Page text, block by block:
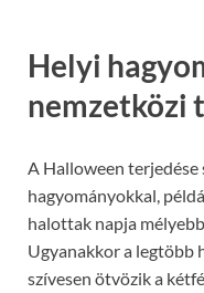
Helyi
nemzetközi
A Halloween
hagyományokkal,
halottak napja
Ugyanakkor a legtöbb
szívesen ötvözik a